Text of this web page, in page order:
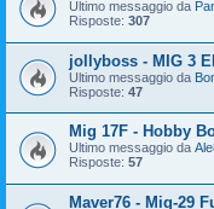
Ultimo messaggio da
Risposte: 307
jollyboss - MIG 3
Ultimo messaggio da
Risposte: 47
Mig 17F - Hobby
Ultimo messaggio da
Risposte: 57
Maver76 - Mig-29